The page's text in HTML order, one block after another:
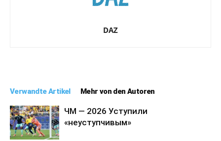
DAZ
Verwandte Artikel Mehr von den Autoren
ЧМ — 2026 Уступили
«неуступчивым»